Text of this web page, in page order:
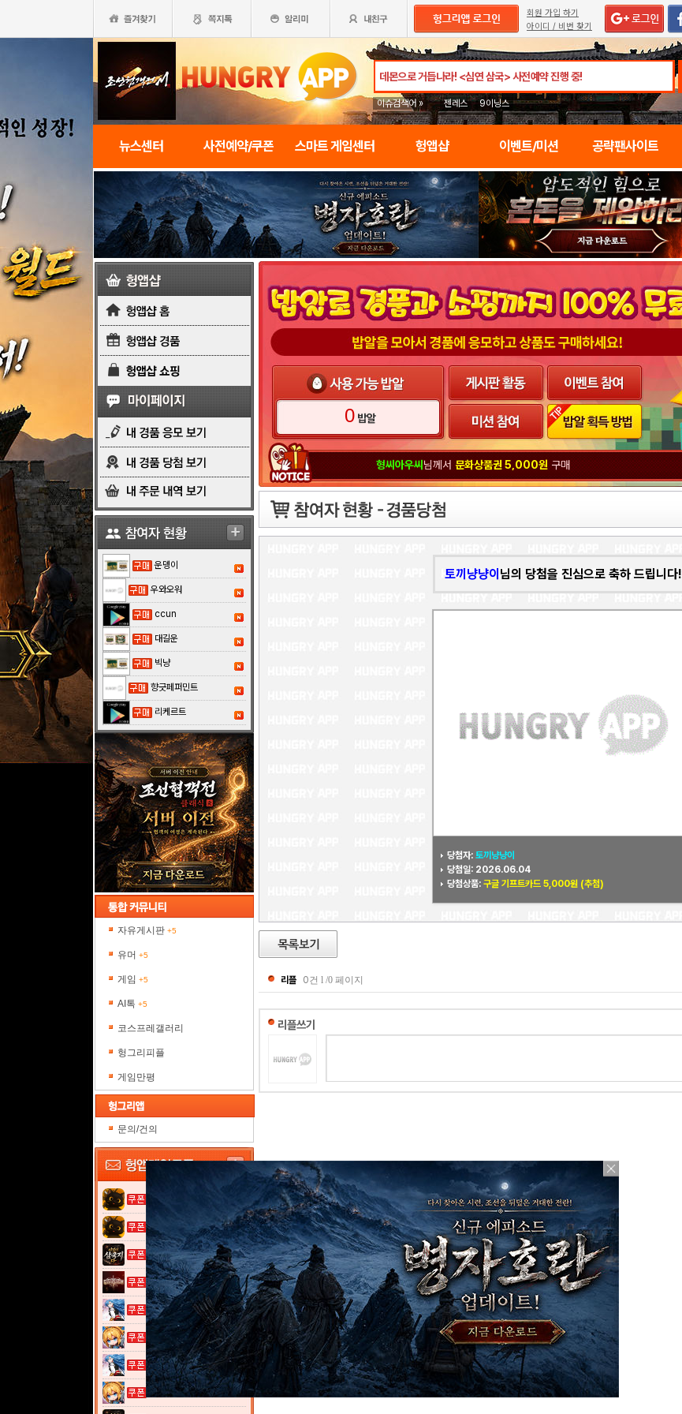
회원 가입 하기
아이디 / 비번 찾기
이슈검색어 » 젠레스 9이닝스
뉴스센터 사전예약/쿠폰 스마트 게임센터 헝앱샵 이벤트/미션 공략팬사이트
운뎅이
우와오워
ccun
대길운
빅냥
향긋페퍼민트
리케르트
자유게시판 +5
유머 +5
게임 +5
AI톡 +5
코스프레갤러리
헝그리피플
게임만평
문의/건의
고양이 낚시터...
고양이 낚시터...
이것이 삼국지...
그레이 사가
열혈강호: 넥...
여전사 키우기...
열혈강호: 넥...
여전사 키우기...
0 밥알
매 형씨아우씨님께서문화상품권 5,000원구매
토끼냥냥이 님의 당첨을 진심으로 축하 드립니다!
당첨자: 토끼냥냥이
당첨일: 2026.06.04
당첨상품: 구글 기프트카드 5,000원 (추첨)
리플 0건 l /0 페이지
리플쓰기